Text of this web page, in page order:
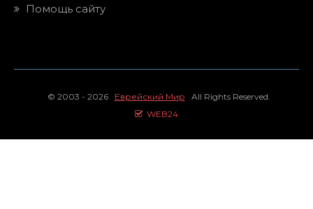
Помощь сайту
© 2003 - 2026 Еврейский Мир All Rights Reserved.
WEB24